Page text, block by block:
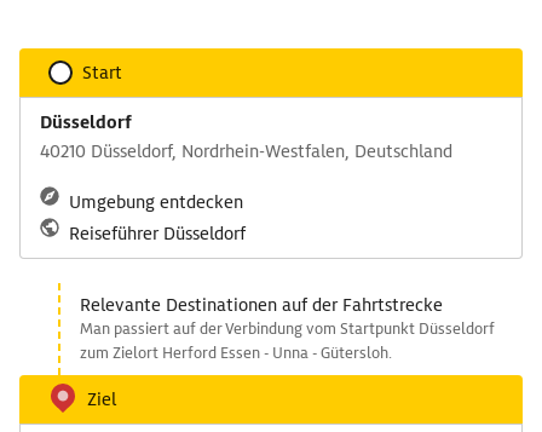
Start
Düsseldorf
40210 Düsseldorf, Nordrhein-Westfalen, Deutschland
Umgebung entdecken
Reiseführer Düsseldorf
Relevante Destinationen auf der Fahrtstrecke
Man passiert auf der Verbindung vom Startpunkt Düsseldorf
zum Zielort Herford Essen - Unna - Gütersloh.
Ziel